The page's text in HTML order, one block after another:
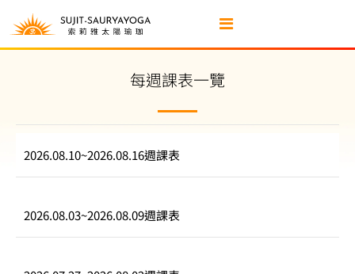
每週課表一覽
2026.08.10~2026.08.16週課表
2026.08.03~2026.08.09週課表